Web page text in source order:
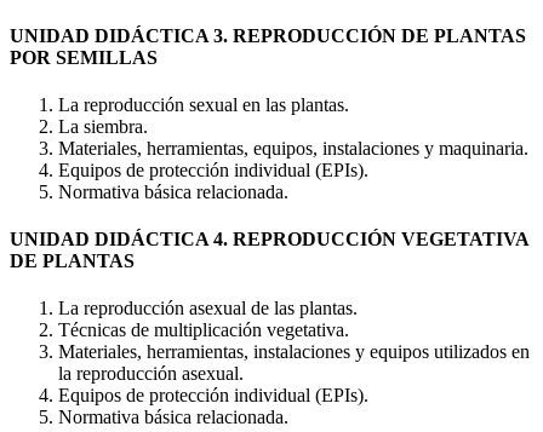
UNIDAD DIDÁCTICA 3. REPRODUCCIÓN DE PLANTAS
POR SEMILLAS
La reproducción sexual en las plantas.
La siembra.
Materiales, herramientas, equipos, instalaciones y maquinaria.
Equipos de protección individual (EPIs).
Normativa básica relacionada.
UNIDAD DIDÁCTICA 4. REPRODUCCIÓN VEGETATIVA
DE PLANTAS
La reproducción asexual de las plantas.
Técnicas de multiplicación vegetativa.
Materiales, herramientas, instalaciones y equipos utilizados en
la reproducción asexual.
Equipos de protección individual (EPIs).
Normativa básica relacionada.